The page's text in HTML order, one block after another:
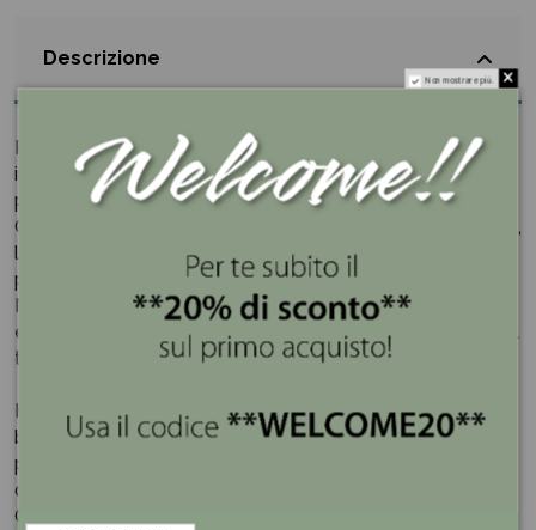
Descrizione
Paletta per Dolci provvisto di motivi geometrici rettilinei
in bianco e nero che si intrecciano con l'oro zecchino, su
pregiata porcellana New Bone China.
Caratterizzata da una decorazione che sprigiona energia,
la nuova linea VLK Design è destinata a diventare
protagonista in tavola.
Novità e Tradizione in una linea dinamica e sofisticata,
espressione di uno stile moderno e dal sapore vintage al
tempo stesso.
Hervitè molto conosciuta nel mondo del regalo e della
bomboniera grazie alla creazione delle linee esclusive in
porcellana e inventando delle particolari combinazioni
che sposano cristallo, metallo e cera.
Ogni oggetto è frutto di un lavoro tanto tecnico quanto
Non mostrare più.